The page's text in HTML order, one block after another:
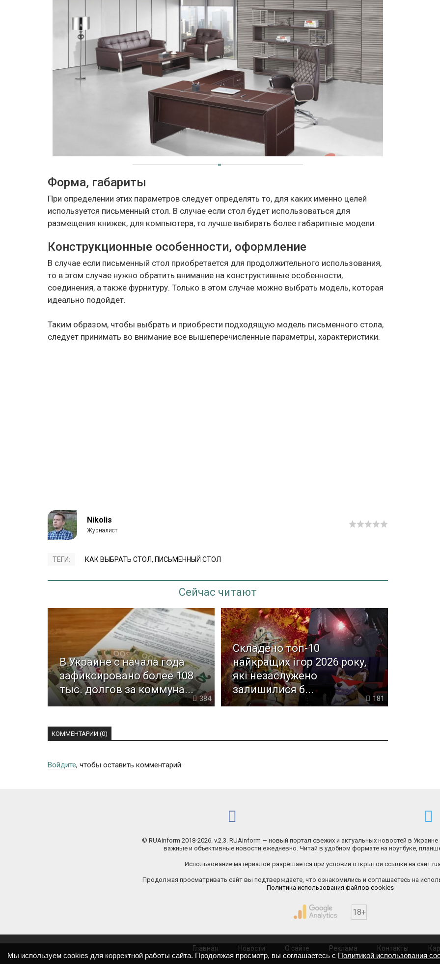
Форма, габариты
При определении этих параметров следует определять то, для каких именно целей
используется письменный стол. В случае если стол будет использоваться для
размещения книжек, для компьютера, то лучше выбирать более габаритные модели.
Конструкционные особенности, оформление
В случае если письменный стол приобретается для продолжительного использования,
то в этом случае нужно обратить внимание на конструктивные особенности,
соединения, а также фурнитуру. Только в этом случае можно выбрать модель, которая
идеально подойдет.
Таким образом, чтобы выбрать и приобрести подходящую модель письменного стола,
следует принимать во внимание все вышеперечисленные параметры, характеристики.
Nikolis
ТЕГИ: КАК ВЫБРАТЬ СТОЛ, ПИСЬМЕННЫЙ СТОЛ
Сейчас читают
В Украине с начала года
зафиксировано более 108
тыс. долгов за коммуна...
384
Складено топ-10
найкращих ігор 2026 року,
які незаслужено
залишилися б...
181
КОММЕНТАРИИ (0)
Войдите, чтобы оставить комментарий.
© RUAinform 2018-2026. v.2.3. RUAinform — новый портал свежих и актуальных новостей в Украине
важные и объективные новости ежедневно. Читай в удобном формате на ноутбуке,
Использование материалов разрешается при условии открытой ссылки на сайт
Продолжая просматривать сайт вы подтверждаете, что ознакомились и соглашаетесь на
Политика использования файлов cookies
18+
Главная Новости О сайте Реклама Контакты
Мы используем cookies для корректной работы сайта. Продолжая просмотр, вы соглашаетесь с Политикой использования